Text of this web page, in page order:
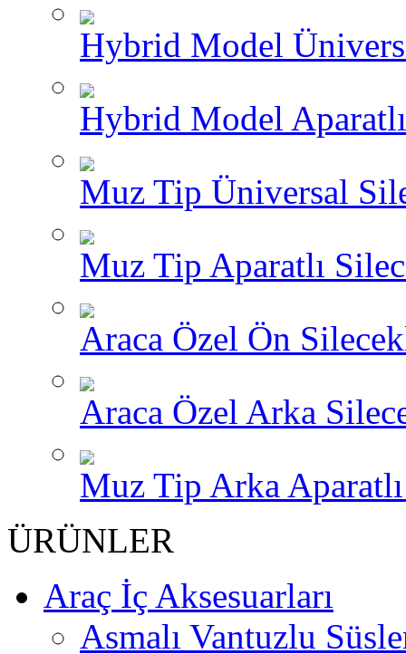
Hybrid Model
Hybrid Model
Muz Tip Üniversal
Muz Tip Aparatlı
Araca Özel Ön
Araca Özel Arka
Muz Tip Arka
ÜRÜNLER
Araç İç Aksesuarları
Asmalı Vantuzlu